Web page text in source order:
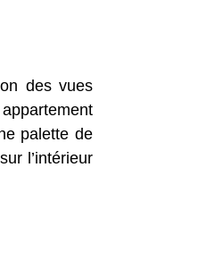
des vues
palette de
l’intérieur